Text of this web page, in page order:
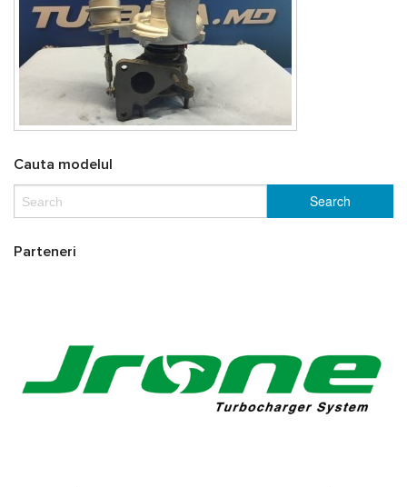
Cauta modelul
Parteneri